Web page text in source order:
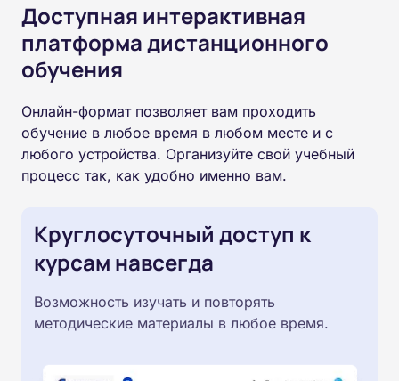
Доступная интерактивная
платформа дистанционного
обучения
Онлайн-формат позволяет вам проходить
обучение в любое время в любом месте и с
любого устройства. Организуйте свой учебный
процесс так, как удобно именно вам.
Круглосуточный доступ к
курсам навсегда
Возможность изучать и повторять
методические материалы в любое время.